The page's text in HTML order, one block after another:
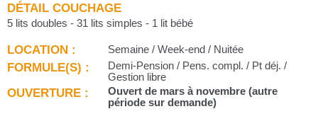
DÉTAIL COUCHAGE
5 lits doubles - 31 lits simples - 1 lit bébé
LOCATION : Semaine / Week-end / Nuitée
FORMULE(S) :
Demi-Pension / Pens. compl. / Pt déj. /
Gestion libre
OUVERTURE :
Ouvert de mars à novembre (autre
période sur demande)